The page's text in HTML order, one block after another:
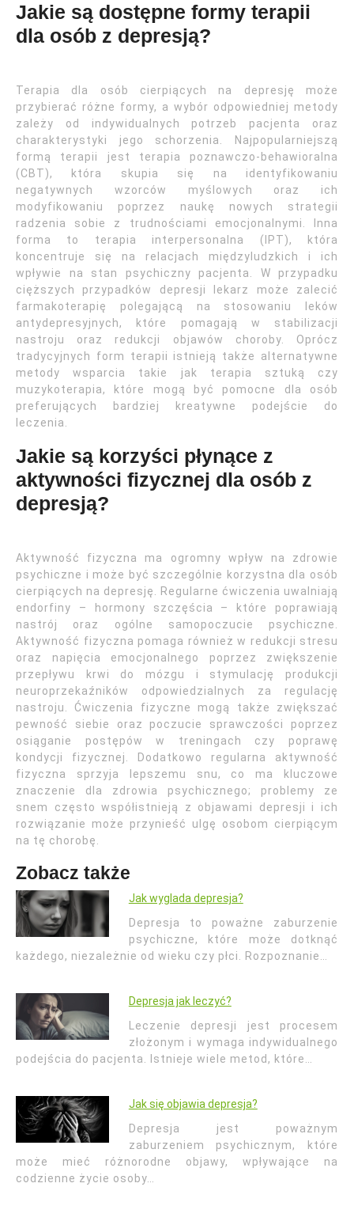
Jakie są dostępne formy terapii
dla osób z depresją?
Terapia dla osób cierpiących na depresję może
przybierać różne formy, a wybór odpowiedniej metody
zależy od indywidualnych potrzeb pacjenta oraz
charakterystyki jego schorzenia. Najpopularniejszą
formą terapii jest terapia poznawczo-behawioralna
(CBT), która skupia się na identyfikowaniu
negatywnych wzorców myślowych oraz ich
modyfikowaniu poprzez naukę nowych strategii
radzenia sobie z trudnościami emocjonalnymi. Inna
forma to terapia interpersonalna (IPT), która
koncentruje się na relacjach międzyludzkich i ich
wpływie na stan psychiczny pacjenta. W przypadku
cięższych przypadków depresji lekarz może zalecić
farmakoterapię polegającą na stosowaniu leków
antydepresyjnych, które pomagają w stabilizacji
nastroju oraz redukcji objawów choroby. Oprócz
tradycyjnych form terapii istnieją także alternatywne
metody wsparcia takie jak terapia sztuką czy
muzykoterapia, które mogą być pomocne dla osób
preferujących bardziej kreatywne podejście do
leczenia.
Jakie są korzyści płynące z
aktywności fizycznej dla osób z
depresją?
Aktywność fizyczna ma ogromny wpływ na zdrowie
psychiczne i może być szczególnie korzystna dla osób
cierpiących na depresję. Regularne ćwiczenia uwalniają
endorfiny – hormony szczęścia – które poprawiają
nastrój oraz ogólne samopoczucie psychiczne.
Aktywność fizyczna pomaga również w redukcji stresu
oraz napięcia emocjonalnego poprzez zwiększenie
przepływu krwi do mózgu i stymulację produkcji
neuroprzekaźników odpowiedzialnych za regulację
nastroju. Ćwiczenia fizyczne mogą także zwiększać
pewność siebie oraz poczucie sprawczości poprzez
osiąganie postępów w treningach czy poprawę
kondycji fizycznej. Dodatkowo regularna aktywność
fizyczna sprzyja lepszemu snu, co ma kluczowe
znaczenie dla zdrowia psychicznego; problemy ze
snem często współistnieją z objawami depresji i ich
rozwiązanie może przynieść ulgę osobom cierpiącym
na tę chorobę.
Zobacz także
Jak wyglada depresja?
Depresja to poważne zaburzenie
psychiczne, które może dotknąć
każdego, niezależnie od wieku czy płci. Rozpoznanie…
Depresja jak leczyć?
Leczenie depresji jest procesem
złożonym i wymaga indywidualnego
podejścia do pacjenta. Istnieje wiele metod, które…
Jak się objawia depresja?
Depresja jest poważnym
zaburzeniem psychicznym, które
może mieć różnorodne objawy, wpływające na
codzienne życie osoby…